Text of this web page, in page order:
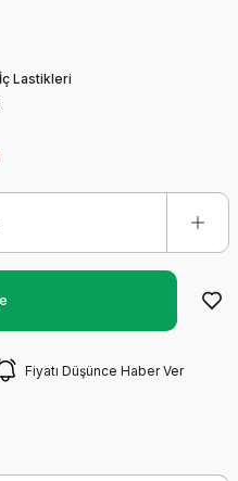
Lastikleri
Fiyatı Düşünce Haber Ver